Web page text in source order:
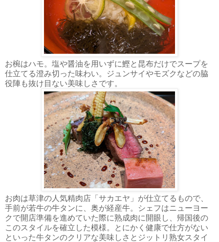
お椀はハモ。塩や醤油を用いずに鰹と昆布だけでスープを
仕立てる澄み切った味わい。ジュンサイやモズクなどの脇
役陣も抜け目ない美味しさです。
お肉は草津の人気精肉店「サカエヤ」が仕立てるもので、
手前が若牛の牛タンに、奥が経産牛。シェフはニューヨー
クで開店準備を進めていた際に熟成肉に開眼し、帰国後の
このスタイルを確立した模様。とにかく健康で仕方がない
といった牛タンのクリアな美味しさとジットリ熟女スタイ